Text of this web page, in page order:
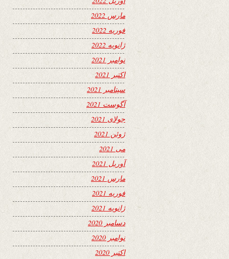
مارس 2022
فوریه 2022
ژانویه 2022
نوامبر 2021
اکتبر 2021
سپتامبر 2021
آگوست 2021
جولای 2021
ژوئن 2021
می 2021
آوریل 2021
مارس 2021
فوریه 2021
ژانویه 2021
دسامبر 2020
نوامبر 2020
اکتبر 2020